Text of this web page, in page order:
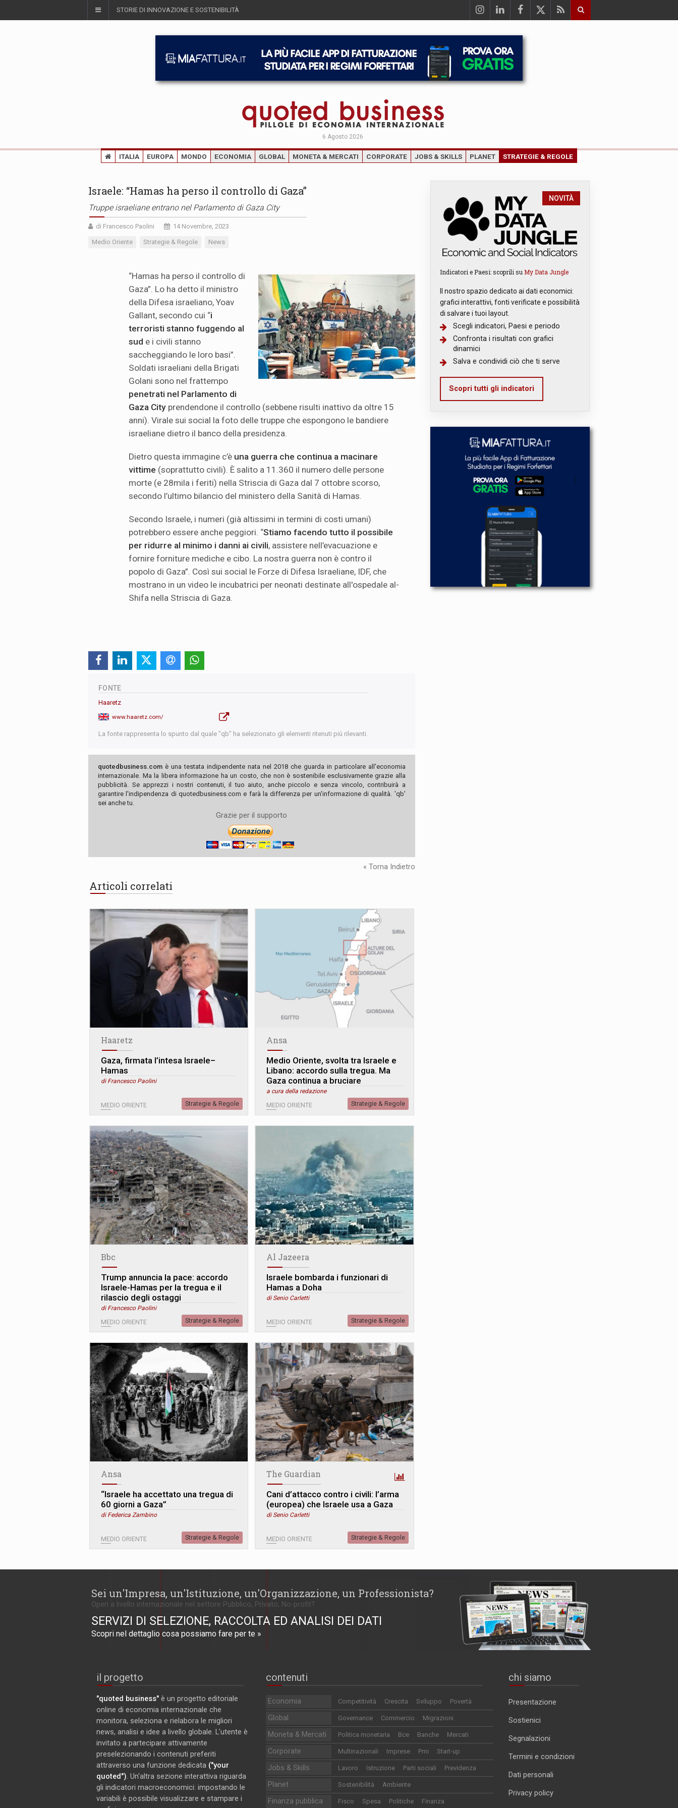
STORIE DI INNOVAZIONE E SOSTENIBILITÀ
6 Agosto 2026
ITALIA EUROPA MONDO ECONOMIA GLOBAL MONETA & MERCATI CORPORATE JOBS & SKILLS PLANET STRATEGIE & REGOLE
Israele: “Hamas ha perso il controllo di Gaza”
Truppe israeliane entrano nel Parlamento di Gaza City
di Francesco Paolini 14 Novembre, 2023
Medio Oriente Strategie & Regole News
“Hamas ha perso il controllo di
Gaza”. Lo ha detto il ministro
della Difesa israeliano, Yoav
Gallant, secondo cui “i
terroristi stanno fuggendo al
sud e i civili stanno
saccheggiando le loro basi”.
Soldati israeliani della Brigati
Golani sono nel frattempo
penetrati nel Parlamento di
Gaza City prendendone il controllo (sebbene risulti inattivo da oltre 15
anni). Virale sui social la foto delle truppe che espongono le bandiere
israeliane dietro il banco della presidenza.
Dietro questa immagine c’è una guerra che continua a macinare
vittime (soprattutto civili). È salito a 11.360 il numero delle persone
morte (e 28mila i feriti) nella Striscia di Gaza dal 7 ottobre scorso,
secondo l’ultimo bilancio del ministero della Sanità di Hamas.
Secondo Israele, i numeri (già altissimi in termini di costi umani)
potrebbero essere anche peggiori. “Stiamo facendo tutto il possibile
per ridurre al minimo i danni ai civili, assistere nell’evacuazione e
fornire forniture mediche e cibo. La nostra guerra non è contro il
popolo di Gaza”. Così sui social le Forze di Difesa Israeliane, IDF, che
mostrano in un video le incubatrici per neonati destinate all'ospedale al-
Shifa nella Striscia di Gaza.
FONTE
Haaretz
www.haaretz.com/
La fonte rappresenta lo spunto dal quale "qb" ha selezionato gli elementi ritenuti più rilevanti.
quotedbusiness.com è una testata indipendente nata nel 2018 che guarda in particolare all'economia
internazionale. Ma la libera informazione ha un costo, che non è sostenibile esclusivamente grazie alla
pubblicità. Se apprezzi i nostri contenuti, il tuo aiuto, anche piccolo e senza vincolo, contribuirà a
garantire l'indipendenza di quotedbusiness.com e farà la differenza per un'informazione di qualità. 'qb'
sei anche tu.
Grazie per il supporto
« Torna Indietro
Articoli correlati
Haaretz
Gaza, firmata l’intesa Israele–
Hamas
di Francesco Paolini
MEDIO ORIENTE Strategie & Regole
Ansa
Medio Oriente, svolta tra Israele e
Libano: accordo sulla tregua. Ma
Gaza continua a bruciare
a cura della redazione
MEDIO ORIENTE Strategie & Regole
Bbc
Trump annuncia la pace: accordo
Israele-Hamas per la tregua e il
rilascio degli ostaggi
di Francesco Paolini
MEDIO ORIENTE Strategie & Regole
Al Jazeera
Israele bombarda i funzionari di
Hamas a Doha
di Senio Carletti
MEDIO ORIENTE Strategie & Regole
Ansa
“Israele ha accettato una tregua di
60 giorni a Gaza”
di Federica Zambino
MEDIO ORIENTE Strategie & Regole
The Guardian
Cani d’attacco contro i civili: l’arma
(europea) che Israele usa a Gaza
di Senio Carletti
MEDIO ORIENTE Strategie & Regole
NOVITÀ
Indicatori e Paesi: scoprili su My Data Jungle
Il nostro spazio dedicato ai dati economici:
grafici interattivi, fonti verificate e possibilità
di salvare i tuoi layout.
Scegli indicatori, Paesi e periodo
Confronta i risultati con grafici
dinamici
Salva e condividi ciò che ti serve
Scopri tutti gli indicatori
Sei un'Impresa, un'Istituzione, un'Organizzazione, un Professionista?
Operi a livello internazionale nel settore Pubblico, Privato, No-profit?
SERVIZI DI SELEZIONE, RACCOLTA ED ANALISI DEI DATI
Scopri nel dettaglio cosa possiamo fare per te »
il progetto
"quoted business" è un progetto editoriale
online di economia internazionale che
monitora, seleziona e rielabora le migliori
news, analisi e idee a livello globale. L'utente è
invitato a partecipare attivamente
preselezionando i contenuti preferiti
attraverso una funzione dedicata ("your
quoted"). Un'altra sezione interattiva riguarda
gli indicatori macroeconomici: impostando le
variabili è possibile visualizzare e stampare i
contenuti
Economia Competitività Crescita Sviluppo Povertà
Global Governance Commercio Migrazioni
Moneta & Mercati Politica monetaria Bce Banche Mercati
Corporate Multinazionali Imprese Pmi Start-up
Jobs & Skills Lavoro Istruzione Parti sociali Previdenza
Planet Sostenibilità Ambiente
Finanza pubblica Fisco Spesa Politiche Finanza
chi siamo
Presentazione
Sostienici
Segnalazioni
Termini e condizioni
Dati personali
Privacy policy